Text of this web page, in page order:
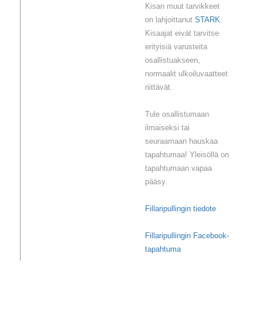
Kisan muut tarvikkeet
on lahjoittanut STARK
Kisaajat eivät tarvitse
erityisiä varusteita
osallistuakseen,
normaalit ulkoiluvaatteet
riittävät.
Tule osallistumaan
ilmaiseksi tai
seuraamaan hauskaa
tapahtumaa! Yleisöllä on
tapahtumaan vapaa
pääsy.
Fillaripullingin tiedote
Fillaripullingin Facebook-
tapahtuma